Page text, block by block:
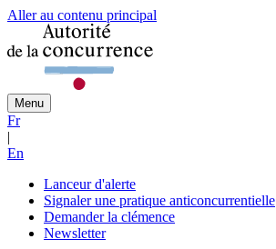
Aller au contenu principal
Menu
Fr
|
En
Lanceur d'alerte
Signaler une pratique anticoncurrentielle
Demander la clémence
Newsletter